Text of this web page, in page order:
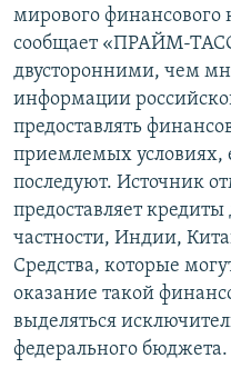
мирового финансового
сообщает «ПРАЙМ-
двусторонними, чем
информации
предоставлять
приемлемых условиях,
последуют. Источник
предоставляет
частности, Индии,
Средства, которые
оказание такой
выделяться
федерального бюджета.